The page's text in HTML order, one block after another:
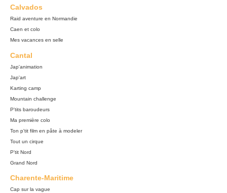
Calvados
Raid aventure en Normandie
Caen et colo
Mes vacances en selle
Cantal
Jap'animation
Jap'art
Karting camp
Mountain challenge
P'tits baroudeurs
Ma première colo
Ton p'tit film en pâte à modeler
Tout un cirque
P'tit Nord
Grand Nord
Charente-Maritime
Cap sur la vague